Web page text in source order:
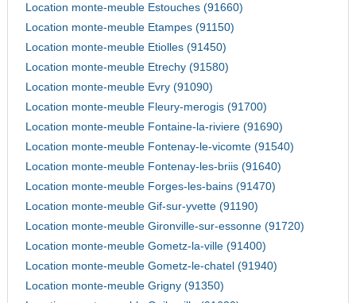
Location monte-meuble Estouches (91660)
Location monte-meuble Etampes (91150)
Location monte-meuble Etiolles (91450)
Location monte-meuble Etrechy (91580)
Location monte-meuble Evry (91090)
Location monte-meuble Fleury-merogis (91700)
Location monte-meuble Fontaine-la-riviere (91690)
Location monte-meuble Fontenay-le-vicomte (91540)
Location monte-meuble Fontenay-les-briis (91640)
Location monte-meuble Forges-les-bains (91470)
Location monte-meuble Gif-sur-yvette (91190)
Location monte-meuble Gironville-sur-essonne (91720)
Location monte-meuble Gometz-la-ville (91400)
Location monte-meuble Gometz-le-chatel (91940)
Location monte-meuble Grigny (91350)